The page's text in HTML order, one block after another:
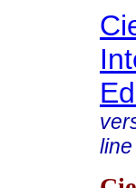
line